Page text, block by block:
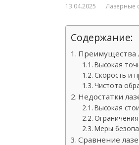
13.04.2025 Лазерные
Содержание:
Преимущества
Высокая
Скорость и
Чистота
Недостатки
Высокая
Меры
Сравнение